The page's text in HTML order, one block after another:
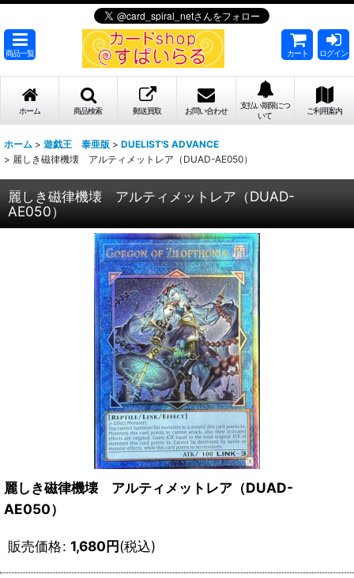
商品一覧 カート ログイン
ホーム 商品検索 郵送買取 お問い合わせ
支払い期限につ
いて
ご利用案内
ホーム > 遊戯王 泰亜版 > DUELIST'S ADVANCE
> 麗しき磁律機壊 アルティメットレア（DUAD-AE050）
麗しき磁律機壊 アルティメットレア（DUAD-
AE050）
麗しき磁律機壊 アルティメットレア（DUAD-
AE050）
販売価格: 1,680円(税込)